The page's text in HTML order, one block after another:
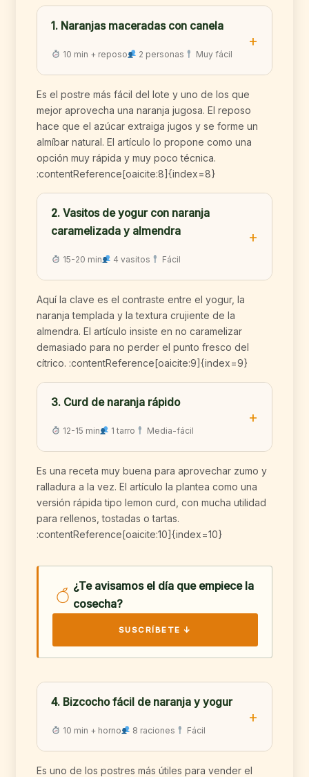
1. Naranjas maceradas con canela
10 min + reposo 2 personas Muy fácil
Es el postre más fácil del lote y uno de los que
mejor aprovecha una naranja jugosa. El reposo
hace que el azúcar extraiga jugos y se forme un
almíbar natural. El artículo lo propone como una
opción muy rápida y muy poco técnica.
:contentReference[oaicite:8]{index=8}
2. Vasitos de yogur con naranja
caramelizada y almendra
15-20 min 4 vasitos Fácil
Aquí la clave es el contraste entre el yogur, la
naranja templada y la textura crujiente de la
almendra. El artículo insiste en no caramelizar
demasiado para no perder el punto fresco del
cítrico. :contentReference[oaicite:9]{index=9}
3. Curd de naranja rápido
12-15 min 1 tarro Media-fácil
Es una receta muy buena para aprovechar zumo y
ralladura a la vez. El artículo la plantea como una
versión rápida tipo lemon curd, con mucha utilidad
para rellenos, tostadas o tartas.
:contentReference[oaicite:10]{index=10}
¿Te avisamos el día que empiece la
cosecha?
SUSCRÍBETE ↓
4. Bizcocho fácil de naranja y yogur
10 min + horno 8 raciones Fácil
Es uno de los postres más útiles para vender el